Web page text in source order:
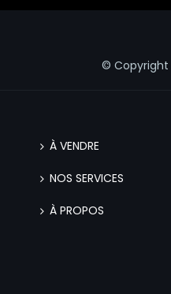
© Copyright
À VENDRE
NOS SERVICES
À PROPOS